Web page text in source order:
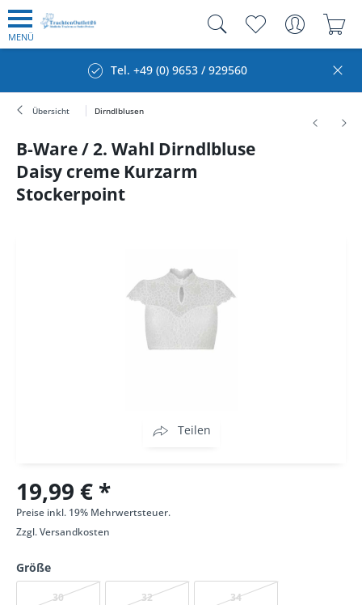
MENÜ
Tel. +49 (0) 9653 / 929560
Übersicht Dirndlblusen
B-Ware / 2. Wahl Dirndlbluse
Daisy creme Kurzarm
Stockerpoint
Teilen
19,99 € *
Preise inkl. 19% Mehrwertsteuer.
Zzgl.Versandkosten
Größe
30 32 34